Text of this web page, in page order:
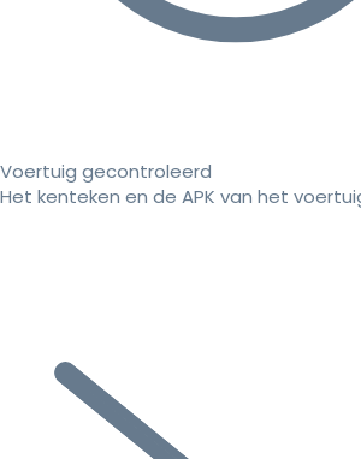
Voertuig gecontroleerd
Het kenteken en de APK van het